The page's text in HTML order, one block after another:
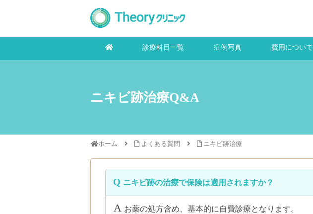
診療科目一覧 症例写真 費用について
ニキビ跡治療Q&A
ホーム よくある質問 ニキビ跡治療
ニキビ跡の治療で保険は適用されますか？
お薬の処方含め、基本的に自費診療となります。